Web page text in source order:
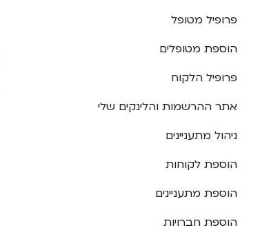
פרופיל מטופל
הוספת מטופלים
פרופיל הלקוח
אתר ההרשמות והלינקים שלי
ניהול מתעניינים
הוספת לקוחות
הוספת מתעניינים
הוספת חברויות